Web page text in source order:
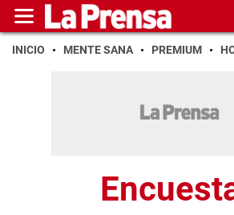
INICIO MENTE SANA PREMIUM